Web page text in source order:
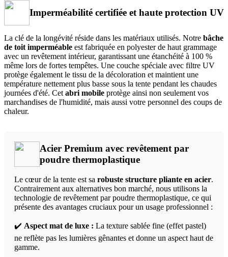
Imperméabilité certifiée et haute protection UV
La clé de la longévité réside dans les matériaux utilisés. Notre bâche
de toit imperméable est fabriquée en polyester de haut grammage
avec un revêtement intérieur, garantissant une étanchéité à 100 %
même lors de fortes tempêtes. Une couche spéciale avec filtre UV
protège également le tissu de la décoloration et maintient une
température nettement plus basse sous la tente pendant les chaudes
journées d'été. Cet abri mobile protège ainsi non seulement vos
marchandises de l'humidité, mais aussi votre personnel des coups de
chaleur.
Acier Premium avec revêtement par
poudre thermoplastique
Le cœur de la tente est sa robuste structure pliante en acier.
Contrairement aux alternatives bon marché, nous utilisons la
technologie de revêtement par poudre thermoplastique, ce qui
présente des avantages cruciaux pour un usage professionnel :
✔️ Aspect mat de luxe : La texture sablée fine (effet pastel)
ne reflète pas les lumières gênantes et donne un aspect haut de
gamme.